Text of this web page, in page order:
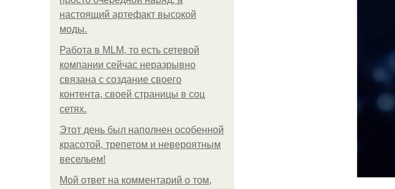
настоящий артефакт высокой
моды.
Работа в MLM, то есть сетевой
компании сейчас неразрывно
связана с создание своего
контента, своей страницы в соц
сетях.
Этот день был наполнен особенной
красотой, трепетом и невероятным
весельем!
Мой ответ на комментарий о том,